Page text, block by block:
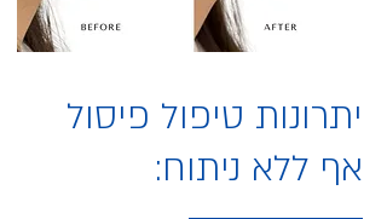
יתרונות טיפול פיסול
אף ללא ניתוח: